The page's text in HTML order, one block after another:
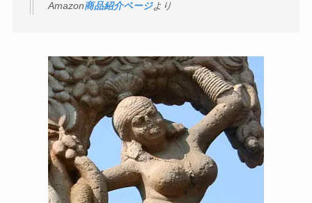
親鸞とドストエフスキー・世界文学
親鸞とドストエフスキー
連載「『カラマーゾフの兄弟』を読む」
上巻
Amazon商品紹介ページより